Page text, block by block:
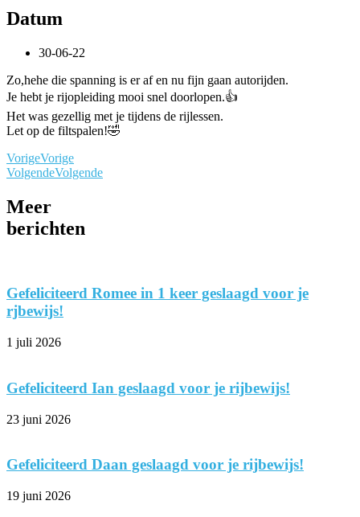
Datum
30-06-22
Zo,hehe die spanning is er af en nu fijn gaan autorijden.
Je hebt je rijopleiding mooi snel doorlopen.👍
Het was gezellig met je tijdens de rijlessen.
Let op de filtspalen!🤣
VorigeVorige
VolgendeVolgende
Meer
berichten
Gefeliciteerd Romee in 1 keer geslaagd voor je
rjbewijs!
1 juli 2026
Gefeliciteerd Ian geslaagd voor je rijbewijs!
23 juni 2026
Gefeliciteerd Daan geslaagd voor je rijbewijs!
19 juni 2026